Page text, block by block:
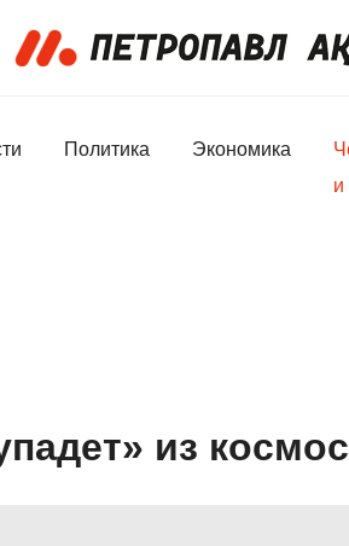
Политика Экономика
и
из